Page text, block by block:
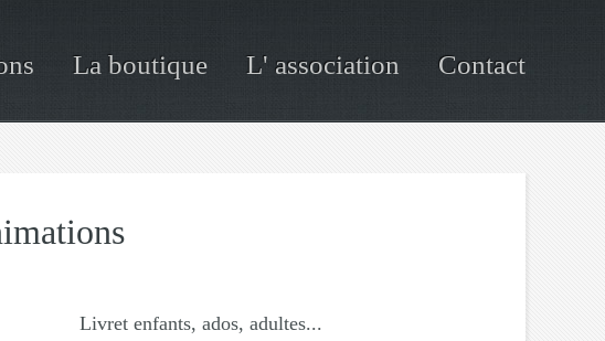
La boutique L' association Contact
Livret enfants, ados, adultes...